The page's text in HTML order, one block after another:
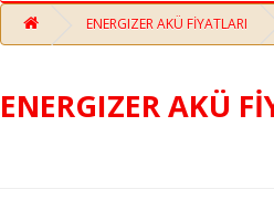
ENERGIZER AKÜ FİYATLARI
ENERGIZER AKÜ